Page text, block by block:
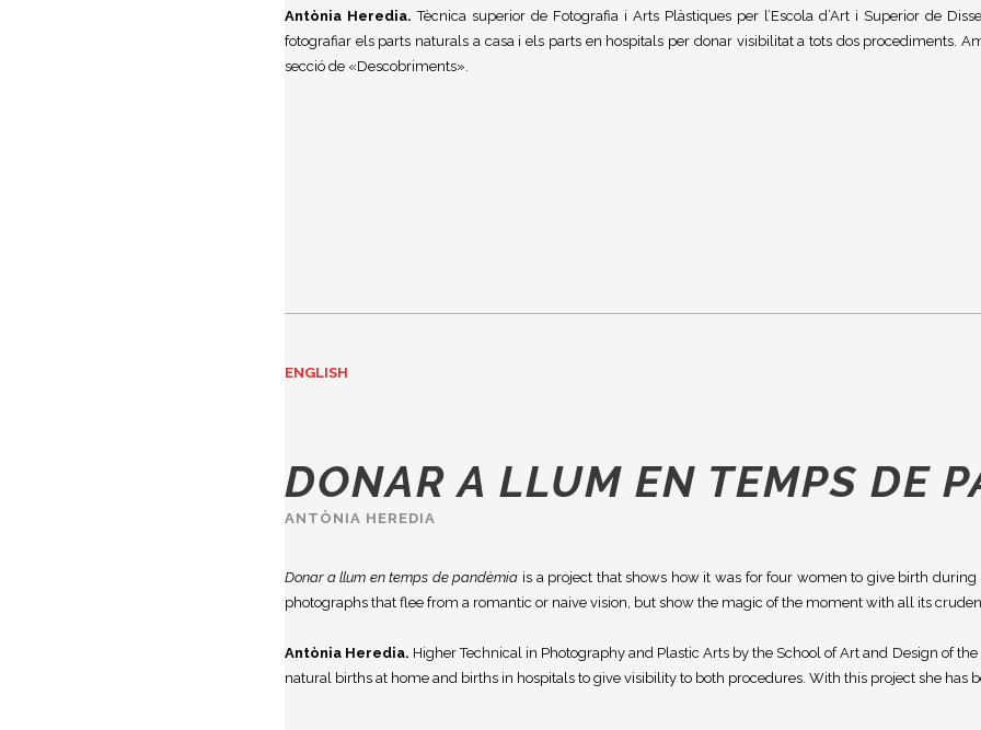
Antònia Heredia. Tècnica superior de Fotografia i Arts Plàstiques per l’Escola d’Art i Superior de
fotografiar els parts naturals a casa i els parts en hospitals per donar visibilitat a tots dos procediments.
secció de «Descobriments».
ENGLISH
DONAR A LLUM EN TEMPS DE
ANTÒNIA HEREDIA
Donar a llum en temps de pandèmia is a project that shows how it was for four women to give birth
photographs that flee from a romantic or naive vision, but show the magic of the moment with all its
Antònia Heredia. Higher Technical in Photography and Plastic Arts by the School of Art and Design of
natural births at home and births in hospitals to give visibility to both procedures. With this project she has